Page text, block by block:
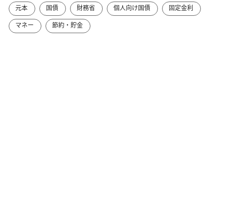
元本
国債 財務省 個人向け国債
固定金利
マネー
節約・貯金